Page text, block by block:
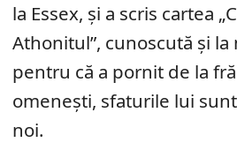
la Essex, și a scris cartea
Athonitul”, cunoscută și la
pentru că a pornit de la
omenești, sfaturile lui
noi.